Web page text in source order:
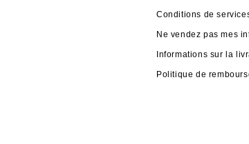
Conditions de
Ne vendez pas mes
Informations sur la
Politique de